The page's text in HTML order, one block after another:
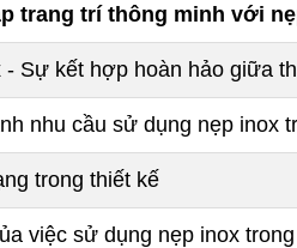
trang trí thông minh với
- Sự kết hợp hoàn hảo giữa
nhu cầu sử dụng nẹp inox
trong thiết kế
việc sử dụng nẹp inox